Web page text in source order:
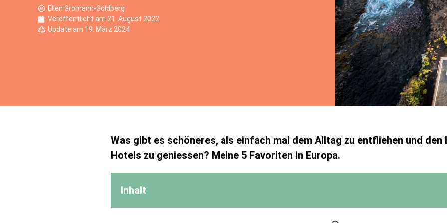
Ellen Gromann-Goldberg
Veröffentlicht am 21. August 2022
Update am 19. März 2024
Was gibt es schöneres, als einfach mal dem Alltag zu entfliehen und
Hotels zu geniessen? Meine 5 Favoriten in Europa.
Inhalt